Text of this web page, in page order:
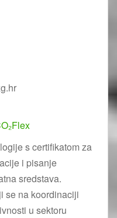
s certifikatom za
i pisanje
sredstava.
se na koordinaciji
u sektoru